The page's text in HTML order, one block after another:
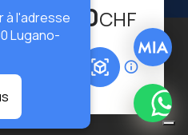
396.00CHF
réservés.
à l'adresse
Lugano-